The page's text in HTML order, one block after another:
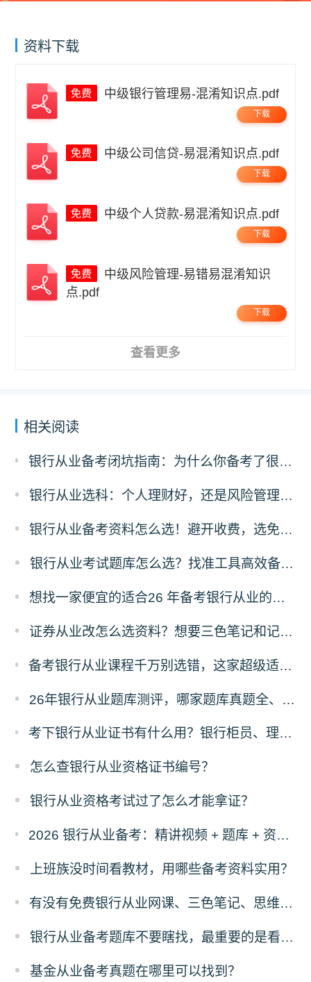
资料下载
中级银行管理易-混淆知识点.pdf
下载
中级公司信贷-易混淆知识点.pdf
下载
中级个人贷款-易混淆知识点.pdf
下载
点.pdf
下载
查看更多
相关阅读
银行从业备考闭坑指南：为什么你备考了很久过不了？可能是刷错了题！
银行从业选科：个人理财好，还是风险管理更有前途？
银行从业备考资料怎么选！避开收费，选免费资料，省太多！
银行从业考试题库怎么选？找准工具高效备考！
想找一家便宜的适合26 年备考银行从业的刷题题库，求推荐！
证券从业改怎么选资料？想要三色笔记和记忆口诀资料哪里有？
备考银行从业课程千万别选错，这家超级适合零基础，主要还实惠！
26年银行从业题库测评，哪家题库真题全、免费东西多？
考下银行从业证书有什么用？银行柜员、理财经理、客户经理是否强制持证？
怎么查银行从业资格证书编号？
银行从业资格考试过了怎么才能拿证？
2026 银行从业备考：精讲视频 + 题库 + 资料一站式，零基础也能过
上班族没时间看教材，用哪些备考资料实用？
有没有免费银行从业网课、三色笔记、思维导图、计算公式！
银行从业备考题库不要瞎找，最重要的是看这三点！
基金从业备考真题在哪里可以找到？